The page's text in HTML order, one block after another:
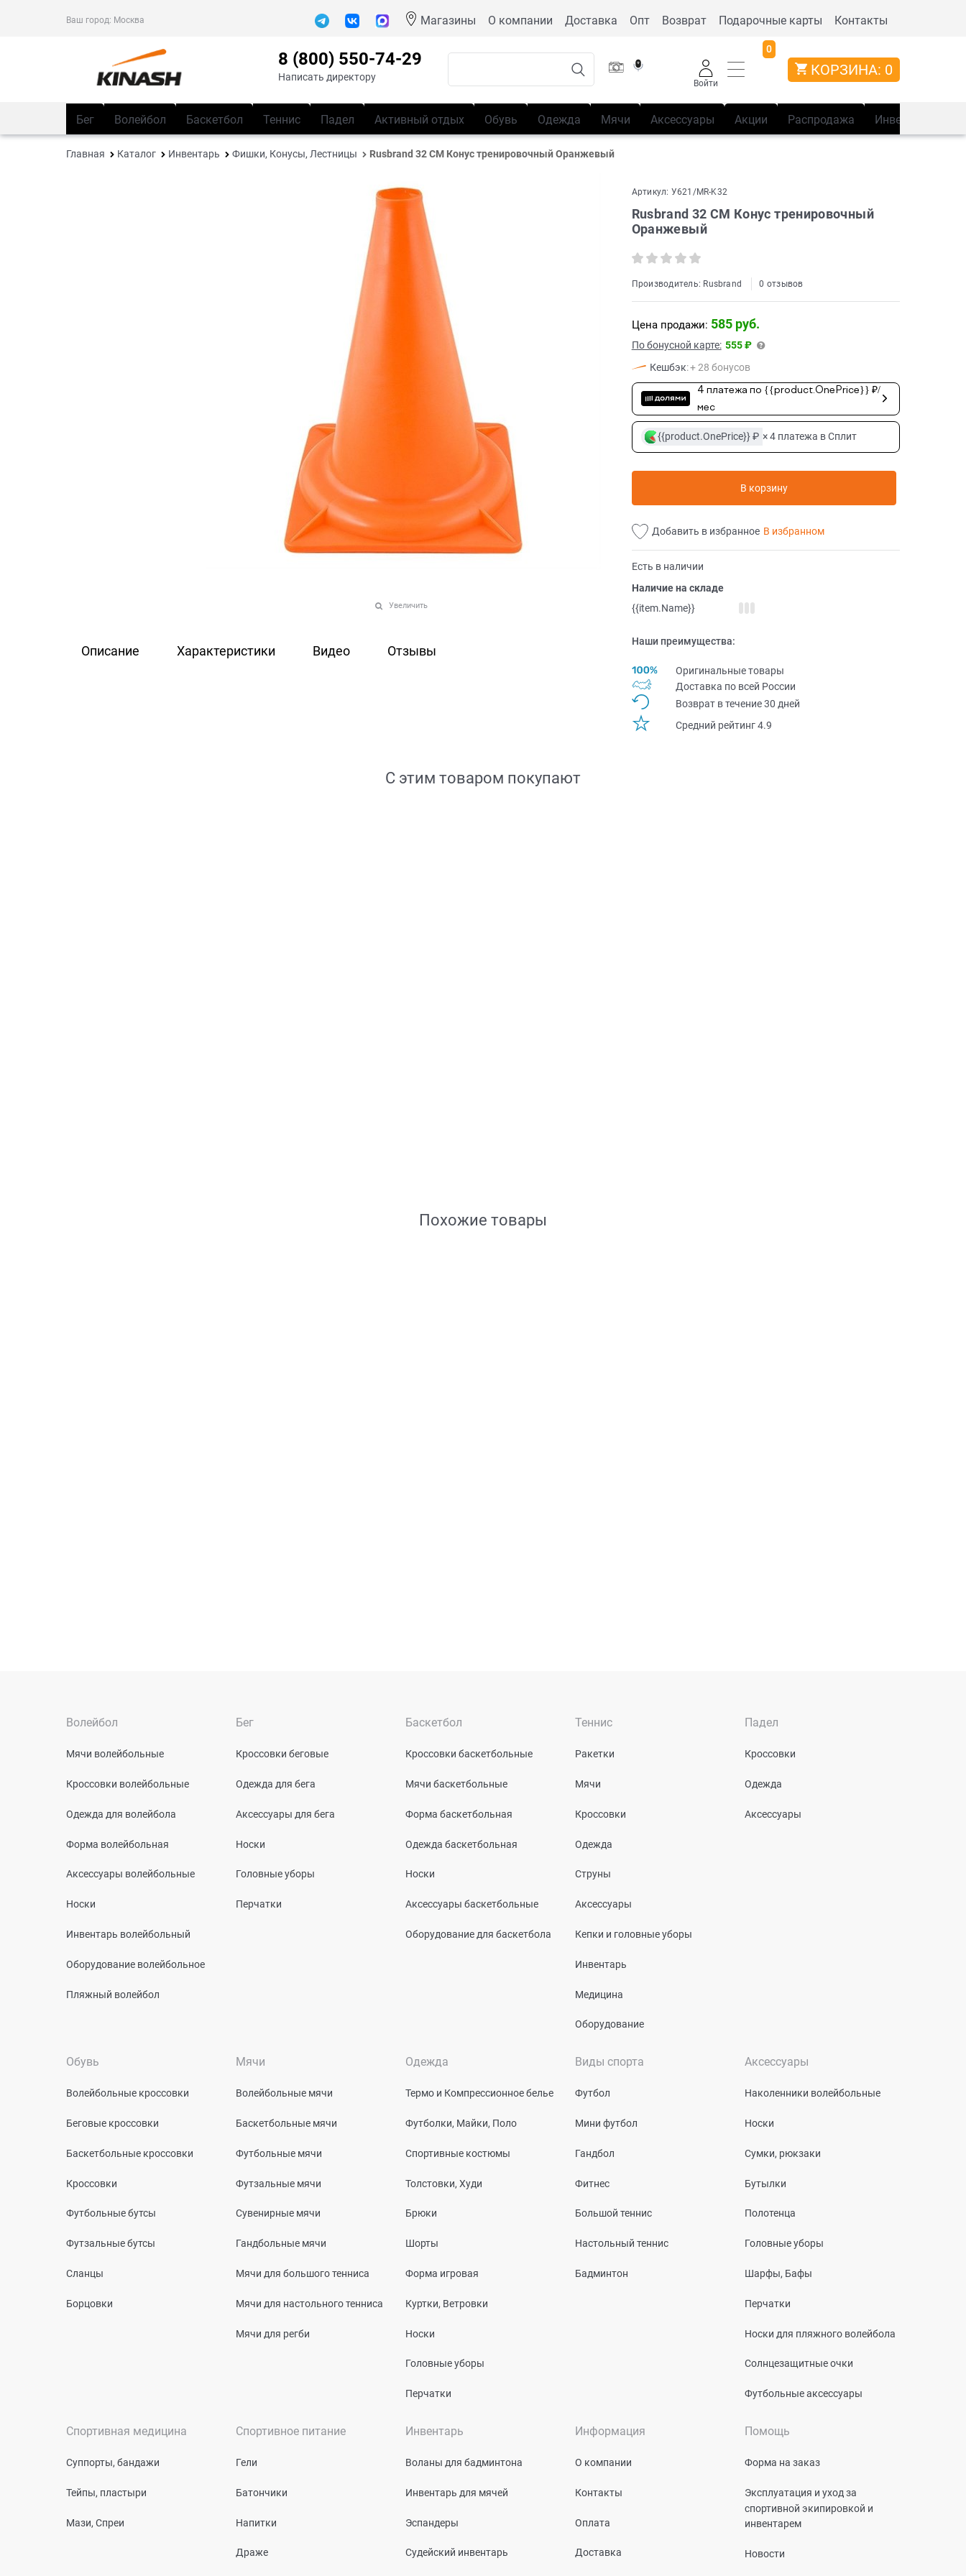
Ваш город: Москва Магазины О компании Доставка Опт Возврат Подарочные карты Контакты
8 (800) 550-74-29
Написать директору
Войти
0
КОРЗИНА: 0
Бег Волейбол Баскетбол Теннис Падел Активный отдых Обувь Одежда Мячи Аксессуары Акции Распродажа Инвентарь
Главная Каталог Инвентарь Фишки, Конусы, Лестницы Rusbrand 32 СМ Конус тренировочный Оранжевый
Увеличить
Описание Характеристики Видео Отзывы
Артикул: У621/MR-K32
Rusbrand 32 СМ Конус тренировочный
Оранжевый
Производитель: Rusbrand 0 отзывов
Цена продажи: 585 руб.
По бонусной карте: 555 ₽
Кешбэк:+ 28 бонусов
4 платежа по {{product.OnePrice}} ₽/
мес
{{product.OnePrice}} ₽ × 4 платежа в Сплит
В корзину
Добавить в избранное В избранном
Есть в наличии
Наличие на складе
{{item.Name}}
Наши преимущества:
Оригинальные товары
Доставка по всей Pоссии
Возврат в течение 30 дней
Средний рейтинг 4.9
С этим товаром покупают
Похожие товары
Волейбол
Мячи волейбольные
Кроссовки волейбольные
Одежда для волейбола
Форма волейбольная
Аксессуары волейбольные
Носки
Инвентарь волейбольный
Оборудование волейбольное
Пляжный волейбол
Бег
Кроссовки беговые
Одежда для бега
Аксессуары для бега
Носки
Головные уборы
Перчатки
Баскетбол
Кроссовки баскетбольные
Мячи баскетбольные
Форма баскетбольная
Одежда баскетбольная
Носки
Аксессуары баскетбольные
Оборудование для баскетбола
Теннис
Ракетки
Мячи
Кроссовки
Одежда
Струны
Аксессуары
Кепки и головные уборы
Инвентарь
Медицина
Оборудование
Падел
Кроссовки
Одежда
Аксессуары
Обувь
Волейбольные кроссовки
Беговые кроссовки
Баскетбольные кроссовки
Кроссовки
Футбольные бутсы
Футзальные бутсы
Сланцы
Борцовки
Мячи
Волейбольные мячи
Баскетбольные мячи
Футбольные мячи
Футзальные мячи
Сувенирные мячи
Гандбольные мячи
Мячи для большого тенниса
Мячи для настольного тенниса
Мячи для регби
Одежда
Термо и Компрессионное белье
Футболки, Майки, Поло
Спортивные костюмы
Толстовки, Худи
Брюки
Шорты
Форма игровая
Куртки, Ветровки
Носки
Головные уборы
Перчатки
Виды спорта
Футбол
Мини футбол
Гандбол
Фитнес
Большой теннис
Настольный теннис
Бадминтон
Аксессуары
Наколенники волейбольные
Носки
Сумки, рюкзаки
Бутылки
Полотенца
Головные уборы
Шарфы, Бафы
Перчатки
Носки для пляжного волейбола
Солнцезащитные очки
Футбольные аксессуары
Спортивная медицина
Суппорты, бандажи
Тейпы, пластыри
Мази, Спреи
Спортивное питание
Гели
Батончики
Напитки
Драже
Инвентарь
Воланы для бадминтона
Инвентарь для мячей
Эспандеры
Судейский инвентарь
Информация
О компании
Контакты
Оплата
Доставка
Помощь
Форма на заказ
Эксплуатация и уход за
спортивной экипировкой и
инвентарем
Новости